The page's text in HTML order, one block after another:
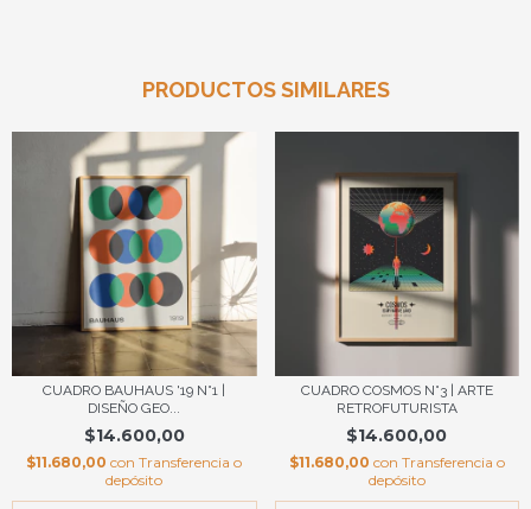
PRODUCTOS SIMILARES
CUADRO BAUHAUS '19 N°1 |
DISEÑO GEO...
$14.600,00
$11.680,00con Transferencia o
depósito
CUADRO COSMOS N°3 | ARTE
RETROFUTURISTA
$14.600,00
$11.680,00 con Transferencia o
depósito